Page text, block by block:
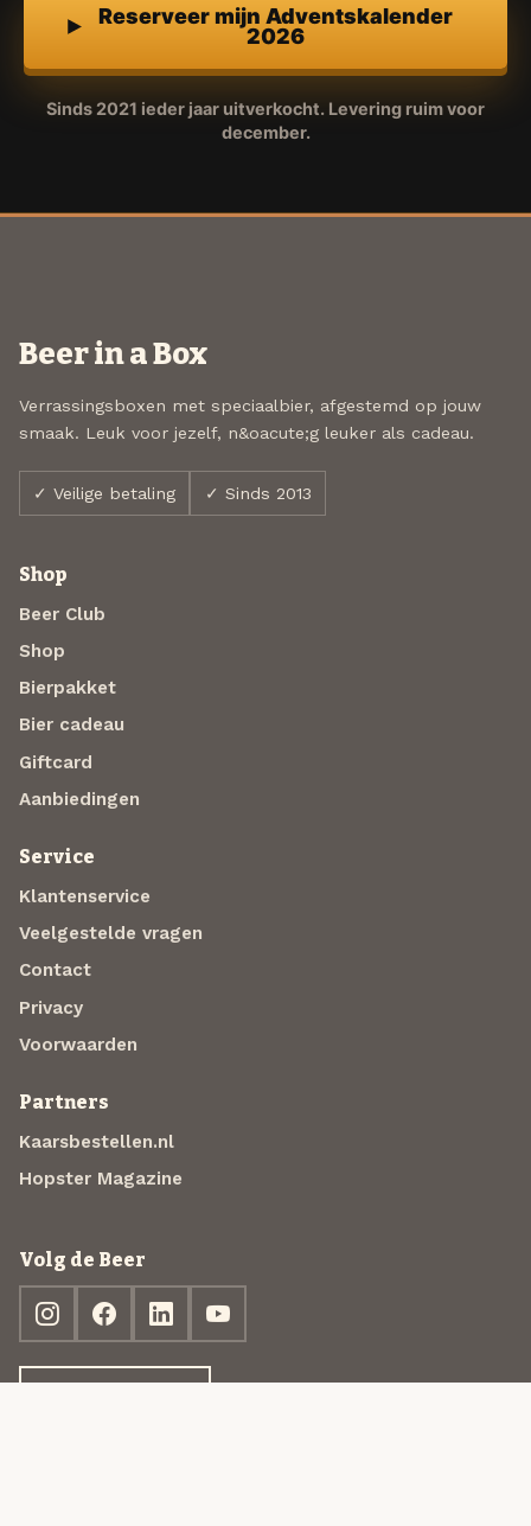
Reserveer mijn Adventskalender
2026
Sinds 2021 ieder jaar uitverkocht. Levering ruim voor
december.
Beer in a Box
Verrassingsboxen met speciaalbier, afgestemd op jouw
smaak. Leuk voor jezelf, n&oacute;g leuker als cadeau.
✓ Veilige betaling ✓ Sinds 2013
Shop
Beer Club
Shop
Bierpakket
Bier cadeau
Giftcard
Aanbiedingen
Service
Klantenservice
Veelgestelde vragen
Contact
Privacy
Voorwaarden
Partners
Kaarsbestellen.nl
Hopster Magazine
Volg de Beer